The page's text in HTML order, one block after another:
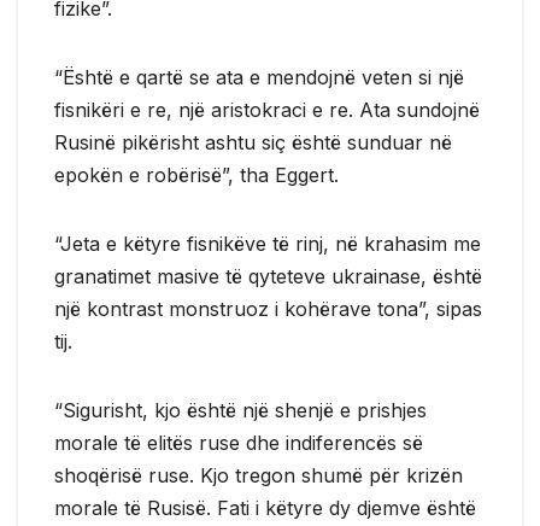
fizike”.
“Është e qartë se ata e mendojnë veten si një
fisnikëri e re, një aristokraci e re. Ata sundojnë
Rusinë pikërisht ashtu siç është sunduar në
epokën e robërisë”, tha Eggert.
“Jeta e këtyre fisnikëve të rinj, në krahasim me
granatimet masive të qyteteve ukrainase, është
një kontrast monstruoz i kohërave tona”, sipas
tij.
“Sigurisht, kjo është një shenjë e prishjes
morale të elitës ruse dhe indiferencës së
shoqërisë ruse. Kjo tregon shumë për krizën
morale të Rusisë. Fati i këtyre dy djemve është